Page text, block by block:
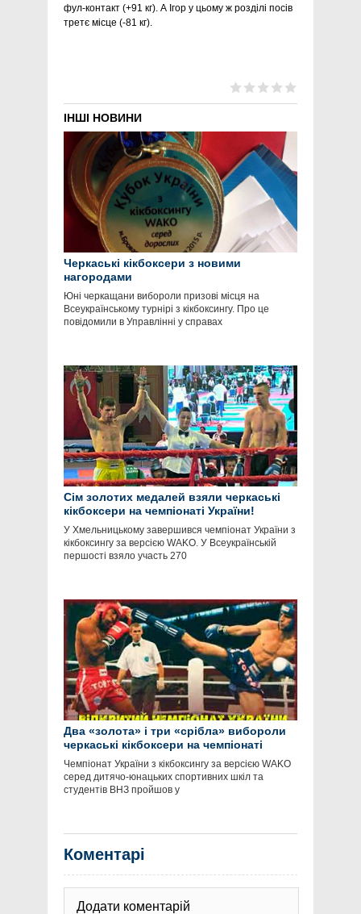
фул-контакт (+91 кг). А Ігор у цьому ж розділі посів
третє місце (-81 кг).
ІНШІ НОВИНИ
Черкаські кікбоксери з новими
нагородами
Юні черкащани вибороли призові місця на
Всеукраїнському турнірі з кікбоксингу. Про це
повідомили в Управлінні у справах
Сім золотих медалей взяли черкаські
кікбоксери на чемпіонаті України!
У Хмельницькому завершився чемпіонат України з
кікбоксингу за версією WAKO. У Всеукраїнській
першості взяло участь 270
Два «золота» і три «срібла» вибороли
черкаські кікбоксери на чемпіонаті
України
Чемпіонат України з кікбоксингу за версією WAKO
серед дитячо-юнацьких спортивних шкіл та
студентів ВНЗ пройшов у
Коментарі
Додати коментарій